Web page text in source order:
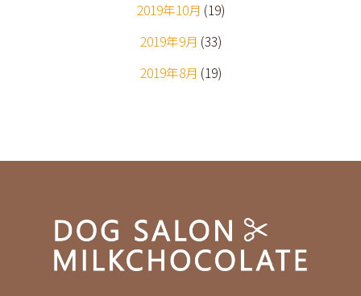
2019年10月 (19)
2019年9月 (33)
2019年8月 (19)